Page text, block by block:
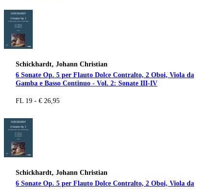
Schickhardt, Johann Christian
6 Sonate Op. 5 per Flauto Dolce Contralto, 2 Oboi, Viola da
Gamba e Basso Continuo - Vol. 2: Sonate III-IV
FL 19 - € 26,95
Schickhardt, Johann Christian
6 Sonate Op. 5 per Flauto Dolce Contralto, 2 Oboi, Viola da